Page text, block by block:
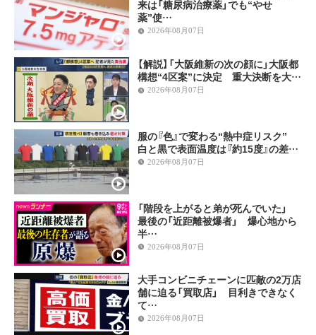
来は「糖尿病治療薬」でも“やせ
薬”使…
2026年08月07日
【解説】「大阪維新の次の顔に」大阪都
構想“4区案”に決定 重大決断を大…
2026年08月07日
服の『色』で変わる“熱中症リスク”
白と黒で表面温度は『約15度』の差…
2026年08月07日
「階段を上がると弟が死んでいた」
最後の「近距離被爆者」 爆心地から
半…
2026年08月07日
大手コンビニチェーンに匹敵の2万店
舗に迫る「買取店」 目利きできなく
て…
2026年08月07日